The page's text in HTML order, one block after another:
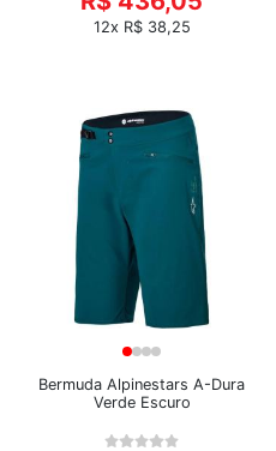
12x R$ 38,25
Bermuda Alpinestars A-Dura
Verde Escuro